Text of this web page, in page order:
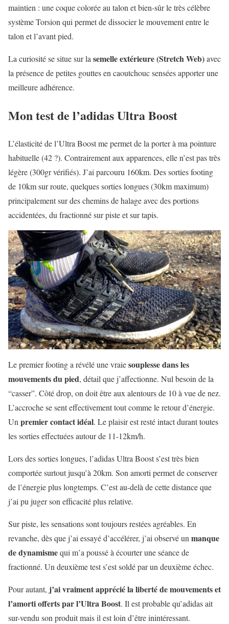
maintien : une coque colorée au talon et bien-sûr le très célèbre
système Torsion qui permet de dissocier le mouvement entre le
talon et l’avant pied.
La curiosité se situe sur la semelle extérieure (Stretch Web)avec
la présence de petites gouttes en caoutchouc sensées apporter une
meilleure adhérence.
Mon test de l’adidas Ultra Boost
L’élasticité de l’Ultra Boost me permet de la porter à ma pointure
habituelle (42 ?). Contrairement aux apparences, elle n’est pas très
légère (300gr vérifiés). J’ai parcouru 160km. Des sorties footing
de 10km sur route, quelques sorties longues (30km maximum)
principalement sur des chemins de halage avec des portions
accidentées, du fractionné sur piste et sur tapis.
Le premier footing a révélé une vraiesouplesse dans les
mouvements du pied, détail que j’affectionne. Nul besoin de la
“casser”. Côté drop, on doit être aux alentours de 10 à vue de nez.
L’accroche se sent effectivement tout comme le retour d’énergie.
Unpremier contact idéal. Le plaisir est resté intact durant toutes
les sorties effectuées autour de 11-12km/h.
Lors des sorties longues, l’adidas Ultra Boost s’est très bien
comportée surtout jusqu’à 20km. Son amorti permet de conserver
de l’énergie plus longtemps. C’est au-delà de cette distance que
j’ai pu juger son efficacité plus relative.
Sur piste, les sensations sont toujours restées agréables. En
revanche, dès que j’ai essayé d’accélérer, j’ai observé unmanque
de dynamismequi m’a poussé à écourter une séance de
fractionné. Un deuxième test s’est soldé par un deuxième échec.
Pour autant, j’ai vraiment apprécié la liberté de mouvements et
l’amorti offerts par l’Ultra Boost. Il est probable qu’adidas ait
sur-vendu son produit mais il est loin d’être inintéressant.